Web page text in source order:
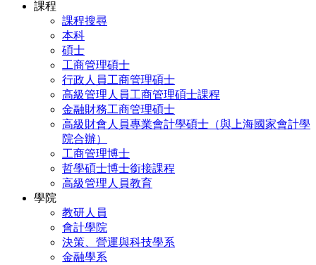
課程
課程搜尋
本科
碩士
工商管理碩士
行政人員工商管理碩士
高級管理人員工商管理碩士課程
金融財務工商管理碩士
高級財會人員專業會計學碩士（與上海國家會計學
院合辦）
工商管理博士
哲學碩士博士銜接課程
高級管理人員教育
學院
教研人員
會計學院
決策、營運與科技學系
金融學系